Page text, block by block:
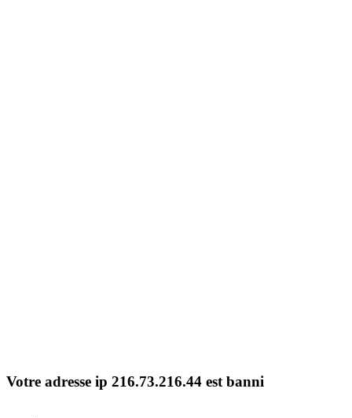
Votre adresse ip 216.73.216.44 est banni